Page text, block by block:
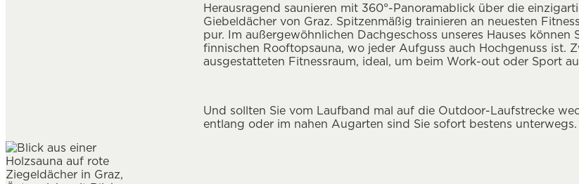
Herausragend saunieren mit 360°-Panoramablick über die
Giebeldächer von Graz. Spitzenmäßig trainieren an neuesten
pur. Im außergewöhnlichen Dachgeschoss unseres Hauses können
finnischen Rooftopsauna, wo jeder Aufguss auch Hochgenuss ist.
ausgestatteten Fitnessraum, ideal, um beim Work-out oder Sport
Und sollten Sie vom Laufband mal auf die Outdoor-Laufstrecke
entlang oder im nahen Augarten sind Sie sofort bestens unterwegs.